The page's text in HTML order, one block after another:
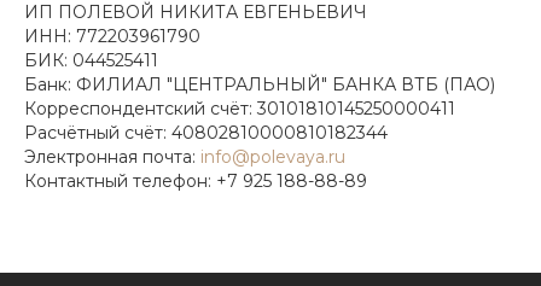
ИП ПОЛЕВОЙ НИКИТА ЕВГЕНЬЕВИЧ
ИНН: 772203961790
БИК: 044525411
Банк: ФИЛИАЛ "ЦЕНТРАЛЬНЫЙ" БАНКА ВТБ (ПАО)
Корреспондентский счёт: 30101810145250000411
Расчётный счёт: 40802810000810182344
Электронная почта: info@polevaya.ru
Контактный телефон: +7 925 188-88-89